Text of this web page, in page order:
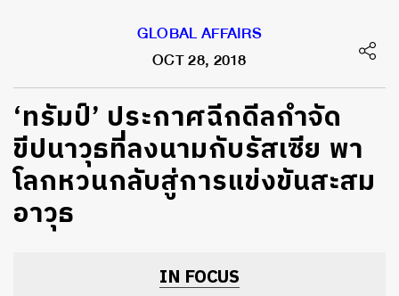
GLOBAL AFFAIRS
OCT 28, 2018
‘ทรัมป์’ ประกาศฉีกดีลกำจัด
ขีปนาวุธที่ลงนามกับรัสเซีย พา
โลกหวนกลับสู่การแข่งขันสะสม
อาวุธ
IN FOCUS